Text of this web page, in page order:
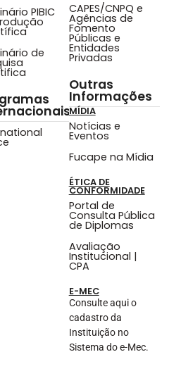
PIBIC
de
CAPES/CNPQ e
Agências de
Fomento
Públicas e
Entidades
Privadas
Outras
Informações
MÍDIA
Notícias e
Eventos
Fucape na Mídia
ÉTICA DE
CONFORMIDADE
Portal de
Consulta Pública
de Diplomas
Avaliação
Institucional |
CPA
E-MEC
Consulte aqui o
cadastro da
Instituição no
Sistema do e-Mec.